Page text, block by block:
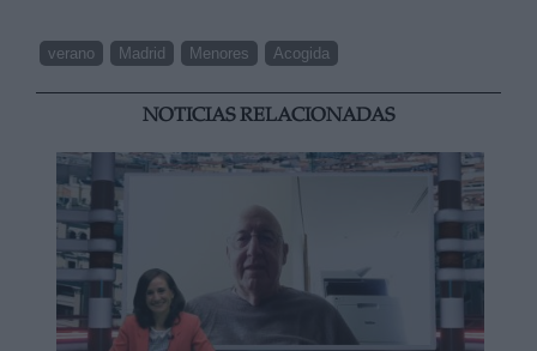
verano Madrid Menores Acogida
NOTICIAS RELACIONADAS